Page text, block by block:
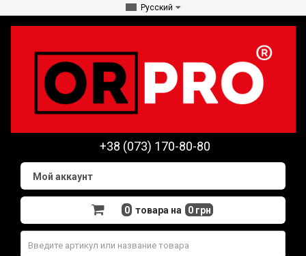
Русский
+38 (073) 170-80-80
Мой аккаунт
0 товара на 0 грн